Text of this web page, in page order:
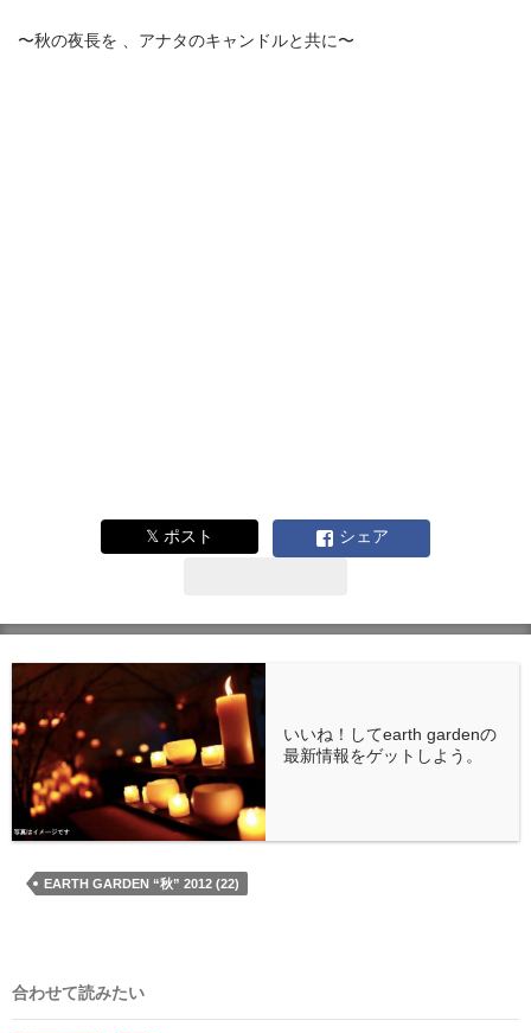
〜秋の夜長を 、アナタのキャンドルと共に〜
𝕏 ポスト シェア
いいね！してearth gardenの
最新情報をゲットしよう。
EARTH GARDEN “秋” 2012 (22)
合わせて読みたい